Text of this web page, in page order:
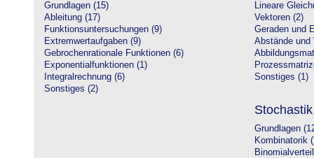
Grundlagen (15)
Ableitung (17)
Funktionsuntersuchungen (9)
Extremwertaufgaben (9)
Gebrochenrationale Funktionen (6)
Exponentialfunktionen (1)
Integralrechnung (6)
Sonstiges (2)
Lineare
Vektoren (2)
Geraden und
Abstände und
Sonstiges (1)
Stochastik
Grundlagen
Kombinatorik